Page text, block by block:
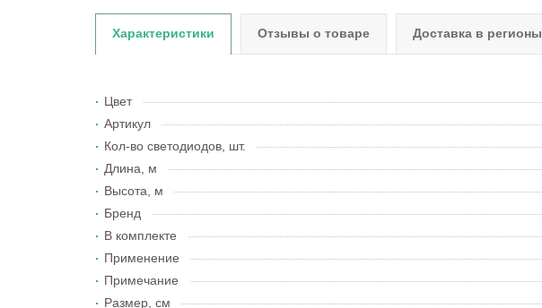
Характеристики Отзывы о товаре Доставка в регионы
Цвет
Артикул
Кол-во светодиодов, шт.
Длина, м
Высота, м
Бренд
В комплекте
Применение
Примечание
Размер, см